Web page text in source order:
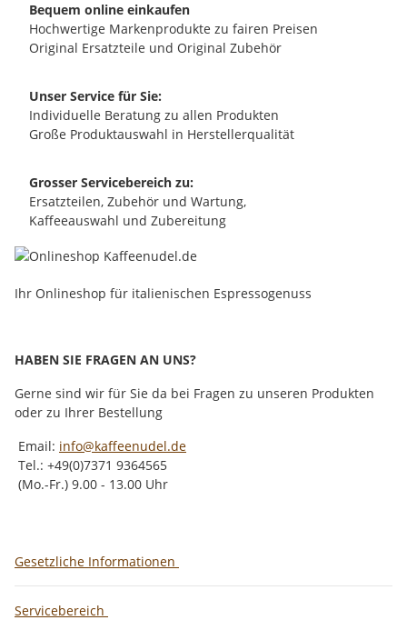
Bequem online einkaufen
Hochwertige Markenprodukte zu fairen Preisen
Original Ersatzteile und Original Zubehör
Unser Service für Sie:
Individuelle Beratung zu allen Produkten
Große Produktauswahl in Herstellerqualität
Grosser Servicebereich zu:
Ersatzteilen, Zubehör und Wartung,
Kaffeeauswahl und Zubereitung
Ihr Onlineshop für italienischen Espressogenuss
HABEN SIE FRAGEN AN UNS?
Gerne sind wir für Sie da bei Fragen zu unseren Produkten
oder zu Ihrer Bestellung
Email: info@kaffeenudel.de
Tel.: +49(0)7371 9364565
(Mo.-Fr.) 9.00 - 13.00 Uhr
Gesetzliche Informationen
Servicebereich